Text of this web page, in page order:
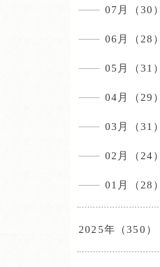
07月（30）
06月（28）
05月（31）
04月（29）
03月（31）
02月（24）
01月（28）
2025年（350）